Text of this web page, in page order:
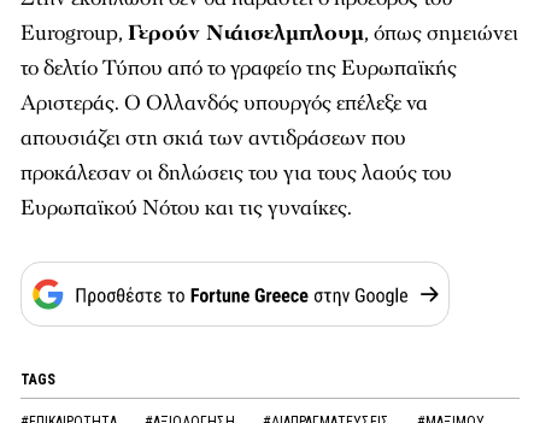
Eurogroup, Γερούν Ντάισελμπλουμ, όπως σημειώνει
το δελτίο Τύπου από το γραφείο της Ευρωπαϊκής
Αριστεράς. Ο Ολλανδός υπουργός επέλεξε να
απουσιάζει στη σκιά των αντιδράσεων που
προκάλεσαν οι δηλώσεις του για τους λαούς του
Ευρωπαϊκού Νότου και τις γυναίκες.
TAGS